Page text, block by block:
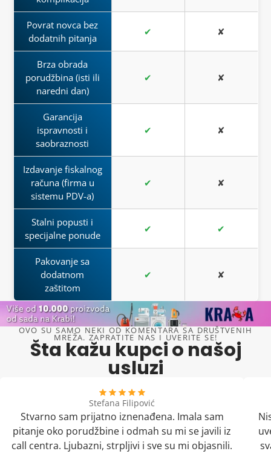
Povrat novca bez
dodatnih pitanja
✔ ✘
Brza obrada
porudžbina (isti ili
naredni dan)
✔ ✘
Garancija
ispravnosti i
saobraznosti
✔ ✘
Izdavanje fiskalnog
računa (firma u
sistemu PDV-a)
✔ ✘
Stalni popusti i
specijalne ponude
✔ ✔
Pakovanje sa
dodatnom
zaštitom
✔ ✘
OVO SU SAMO NEKI OD KOMENTARA SA DRUŠTVENIH
MREŽA. ZAPRATITE NAS I UVERITE SE!
Šta kažu kupci o našoj
usluzi
Stefana Filipović
Stvarno sam prijatno iznenađena. Imala sam
pitanje oko porudžbine i odmah su mi se javili iz
call centra. Ljubazni, strpljivi i sve su mi objasnili.